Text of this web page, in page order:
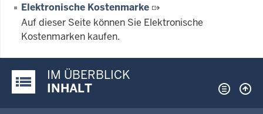
Elektronische Kostenmarke
Auf dieser Seite können Sie Elektronische
Kostenmarken kaufen.
Justiz-Portal im Überblick:
IM ÜBERBLICK
INHALT